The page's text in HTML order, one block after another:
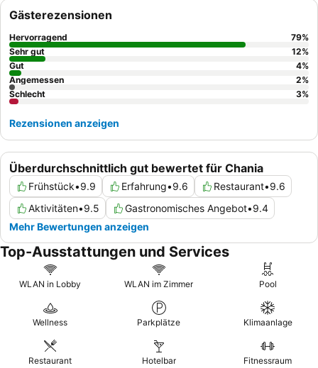
kretische Küche im Restaurant Theodosi ergänzt. Für das beste
Erlebnis empfiehlt es sich, ein Zimmer in einer höheren Etage
anzufragen, um die atemberaubende Aussicht optimal zu
genießen.
Überdurchschnittlich gut bewertet für Chania
Frühstück•9.9 Erfahrung•9.6 Restaurant•9.6
Aktivitäten•9.5 Gastronomisches Angebot•9.4
Mehr Bewertungen anzeigen
Gästerezensionen
Hervorragend 79%
Sehr gut
12%
Gut
4%
Angemessen
2%
Schlecht
3%
Rezensionen anzeigen
Top-Ausstattungen und Services
WLAN in Lobby WLAN im Zimmer Pool
Wellness Parkplätze Klimaanlage
Restaurant Hotelbar Fitnessraum